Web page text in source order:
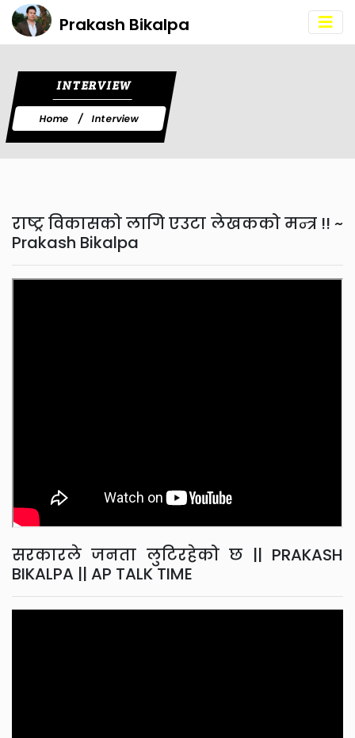
Prakash Bikalpa
INTERVIEW
Home Interview
राष्ट्र विकासको लागि एउटा लेखकको मन्त्र !! ~
Prakash Bikalpa
सरकारले जनता लुटिरहेको छ || PRAKASH
BIKALPA || AP TALK TIME